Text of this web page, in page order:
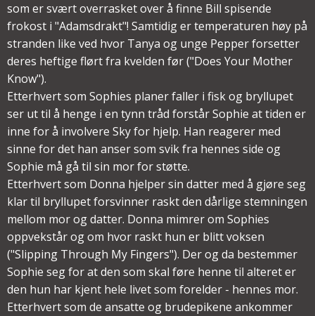
som er svært overrasket over å finne Bill spisende
frokost i "Adamsdrakt"! Samtidig er temperaturen høy på
stranden like ved hvor Tanya og unge Pepper forsetter
deres heftige flørt fra kvelden før ("Does Your Mother
Know").
Etterhvert som Sophies planer faller i fisk og bryllupet
ser ut til å henge i en tynn tråd forstår Sophie at tiden er
inne for å involvere Sky for hjelp. Han reagerer med
sinne for det han anser som svik fra hennes side og
Sophie må gå til sin mor for støtte.
Etterhvert som Donna hjelper sin datter med å gjøre seg
klar til bryllupet forsvinner raskt den dårlige stemningen
mellom mor og datter. Donna mimrer om Sophies
oppvekstår og om hvor raskt hun er blitt voksen
("Slipping Through My Fingers"). Der og da bestemmer
Sophie seg for at den som skal føre henne til alteret er
den hun har kjent hele livet som forelder - hennes mor.
Etterhvert som de ansatte og brudepikene ankommer